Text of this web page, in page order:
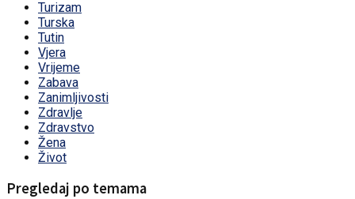
Turizam
Turska
Tutin
Vjera
Vrijeme
Zabava
Zanimljivosti
Zdravlje
Zdravstvo
Žena
Život
Pregledaj po temama